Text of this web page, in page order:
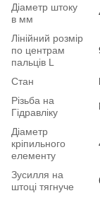
Діаметр штоку
в мм
Лінійний розмір
по центрам
пальців L
Стан
Різьба на
Гідравліку
Діаметр
кріпильного
елементу
Зусилля на
штоці тягнуче